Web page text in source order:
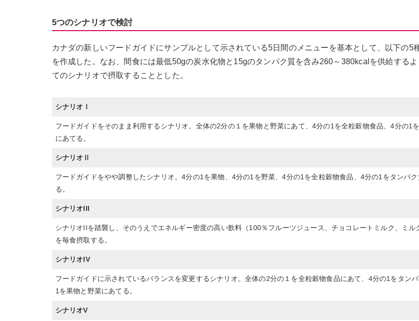
5つのシナリオで検討
カナダの新しいフードガイドにサンプルとして示されている5日間のメニューを基本として、以下の5
を作成した。なお、間食には最低50gの炭水化物と15gのタンパク質を含み260～380kcalを供給する
てのシナリオで摂取することとした。
シナリオⅠ
フードガイドをそのまま利用するシナリオ。全体の2分の１を果物と野菜にあて、4分の1を全粒穀物食品、4分の1
にあてる。
シナリオⅡ
フードガイドをやや調整したシナリオ。4分の1を果物、4分の1を野菜、4分の1を全粒穀物食品、4分の1をタンパ
る。
シナリオIII
シナリオIIを踏襲し、そのうえでエネルギー密度の高い飲料（100％フルーツジュース、チョコレートミルク、ミル
を毎食摂取する。
シナリオIV
フードガイドに示されているバランスを変更するシナリオ。全体の2分の１を全粒穀物食品にあて、4分の1をタン
1を果物と野菜にあてる。
シナリオV